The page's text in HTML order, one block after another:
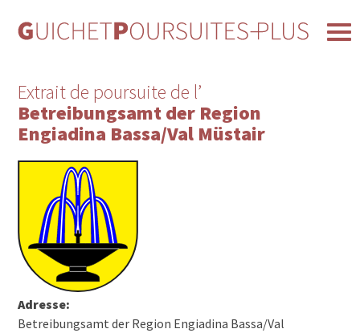
Extrait de poursuite de l’
Betreibungsamt der Region
Engiadina Bassa/Val Müstair
Adresse:
Betreibungsamt der Region Engiadina Bassa/Val